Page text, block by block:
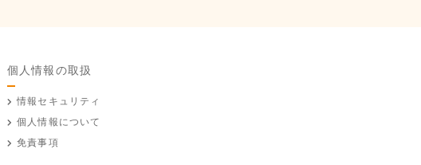
個人情報の取扱
情報セキュリティ
個人情報について
免責事項